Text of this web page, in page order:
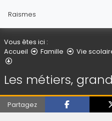
Raismes
Vous êtes ici :
Accueil
Famille Vie
Les métiers,
Partagez